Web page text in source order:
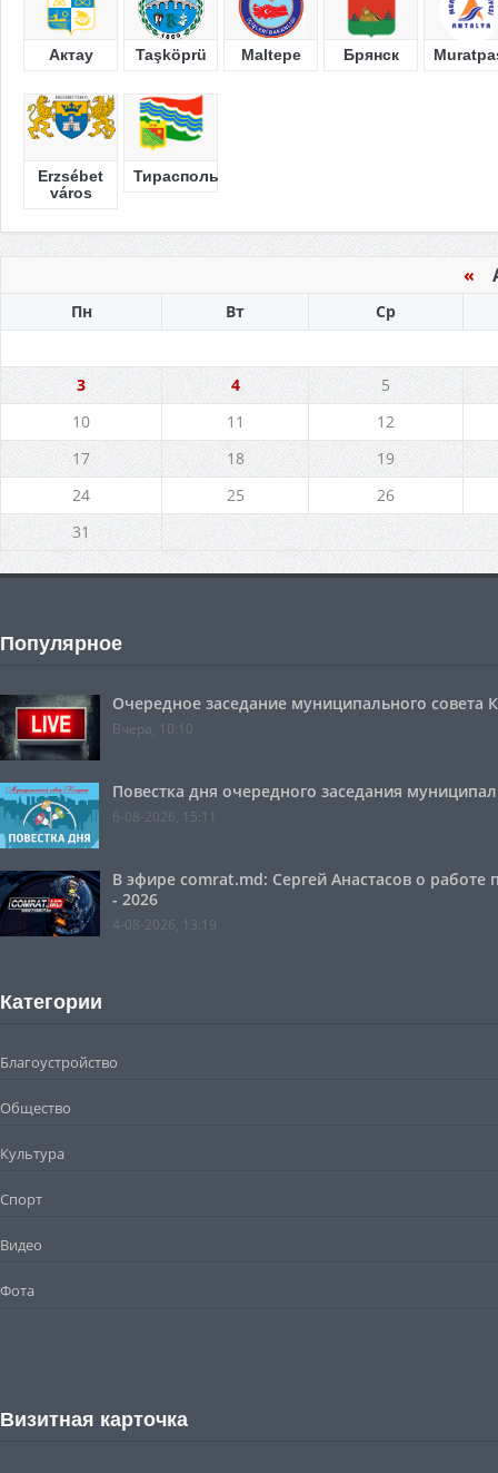
Актау Taşköprü Maltepe Брянск
Erzsébet
város
Тирасполь
«
Пн Вт Ср
3 4
5
10
11
12
17
18
19
24
25
26
31
Популярное
Очередное заседание муниципального совета
Вчера, 10:10
Повестка дня очередного заседания
6-08-2026, 15:11
В эфире comrat.md: Сергей Анастасов о
- 2026
4-08-2026, 13:19
Категории
Благоустройство
Общество
Культура
Спорт
Видео
Фота
Визитная карточка